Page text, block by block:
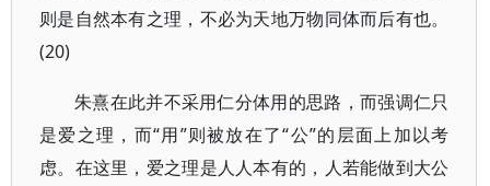
则是自然本有之理，不必为天地万物同体而后有也。
(20)
朱熹在此并不采用仁分体用的思路，而强调仁只
是爱之理，而“用”则被放在了“公”的层面上加以考
虑。在这里，爱之理是人人本有的，人若能做到大公